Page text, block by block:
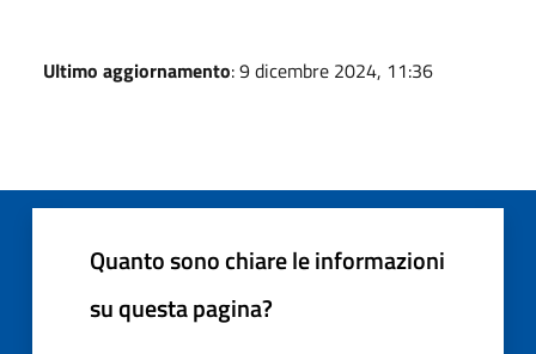
Ultimo aggiornamento: 9 dicembre 2024, 11:36
Quanto sono chiare le informazioni
su questa pagina?